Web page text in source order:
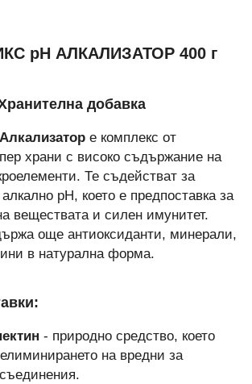
pH АЛКАЛИЗАТОР 400 г
добавка
е комплекс от
храни с високо съдържание на
Те съдействат за
pH, което е предпоставка за
веществата и силен имунитет.
още антиоксиданти, минерали,
в натурална форма.
- природно средство, което
на вредни за